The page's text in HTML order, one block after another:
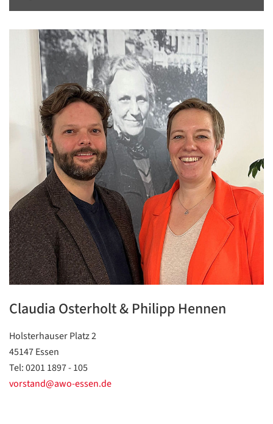
Claudia Osterholt & Philipp Hennen
Holsterhauser Platz 2
45147 Essen
Tel: 0201 1897 - 105
vorstand@awo-essen.de
Datenschutzerklärung
Datenschutzerklärung
Google
Datenschutzerklärung